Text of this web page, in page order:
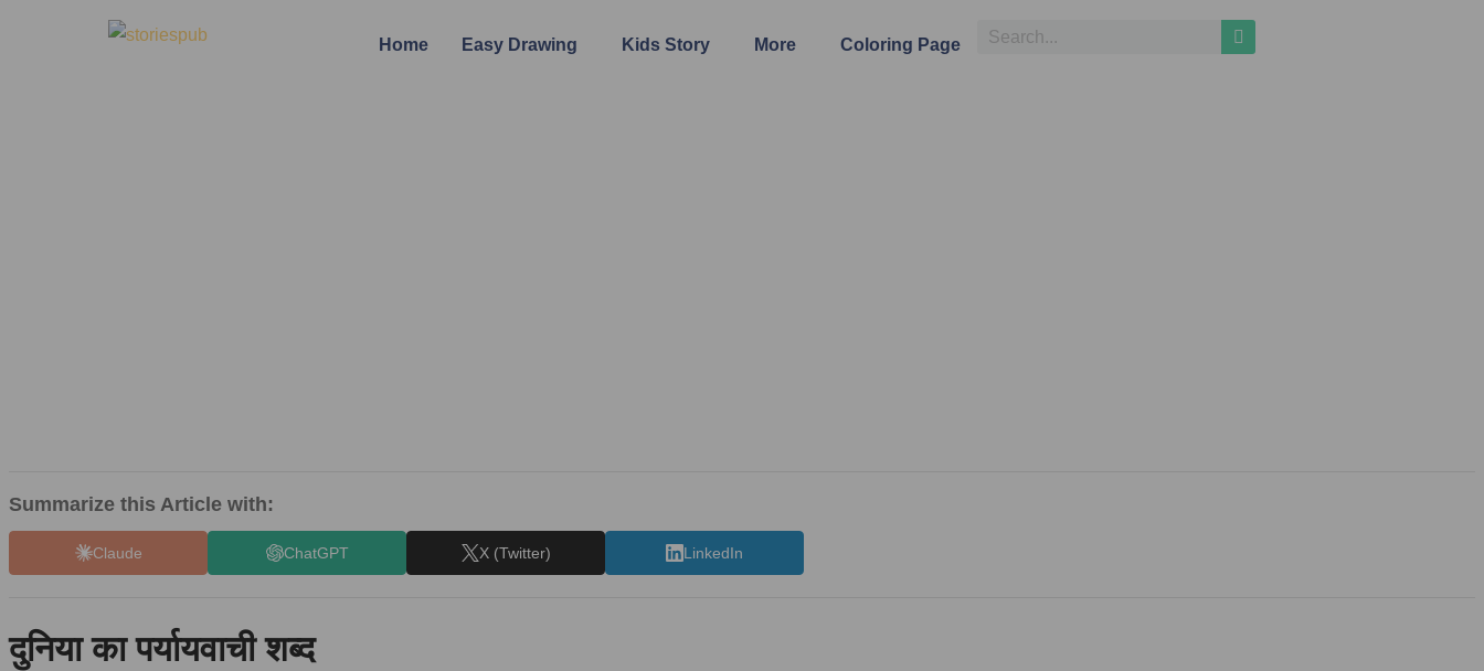
Home Easy Drawing Kids Story More Coloring Page
Summarize this Article with:
Claude ChatGPT X (Twitter) LinkedIn
दुनिया का पर्यायवाची शब्द